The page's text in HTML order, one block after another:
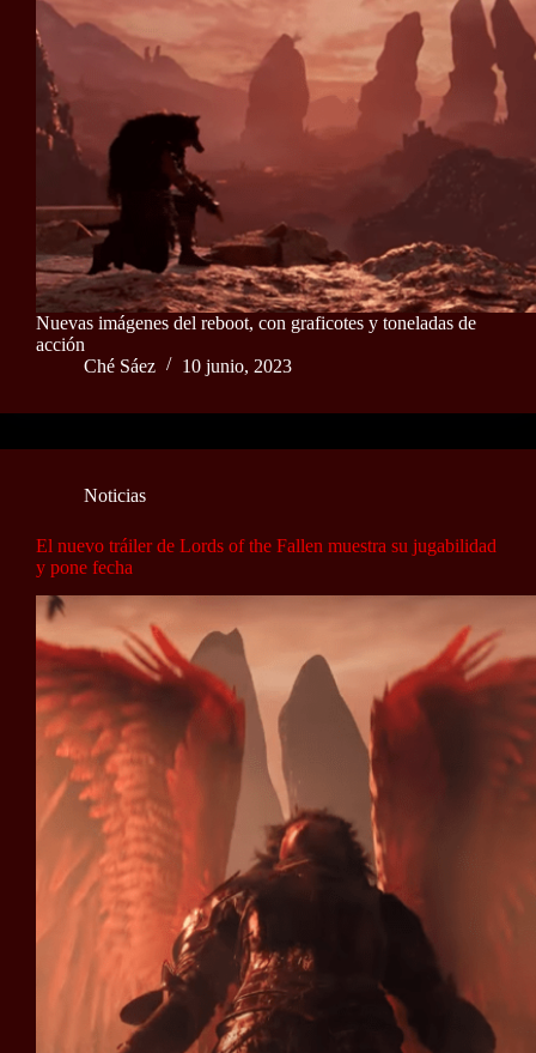
Nuevas imágenes del reboot, con graficotes y toneladas de
acción
Ché Sáez
10 junio, 2023
Noticias
El nuevo tráiler de Lords of the Fallen muestra su jugabilidad
y pone fecha